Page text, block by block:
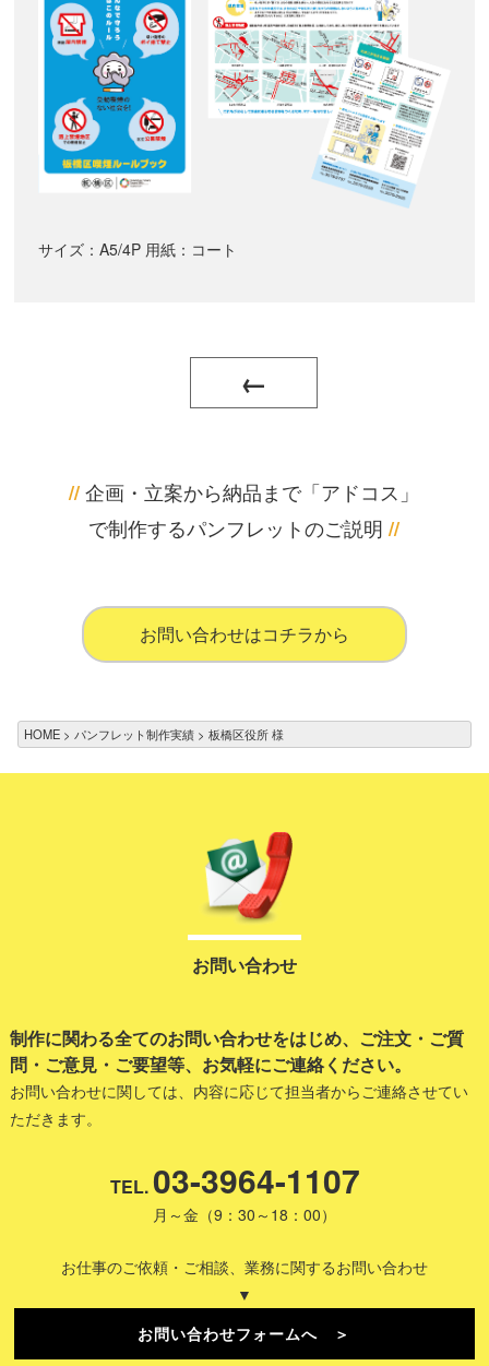
サイズ：A5/4P 用紙：コート
←
// 企画・立案から納品まで「アドコス」
で制作するパンフレットのご説明 //
お問い合わせはコチラから
HOME パンフレット制作実績 板橋区役所 様
お問い合わせ
制作に関わる全てのお問い合わせをはじめ、ご注文・ご質
問・ご意見・ご要望等、お気軽にご連絡ください。
お問い合わせに関しては、内容に応じて担当者からご連絡させてい
ただきます。
TEL.03-3964-1107
月～金（9：30～18：00）
お仕事のご依頼・ご相談、業務に関するお問い合わせ
▼
お問い合わせフォームへ ＞